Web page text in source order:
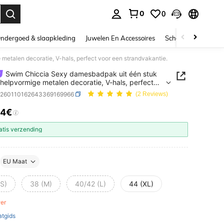
0 0
& slaapkleding Juwelen En Accessoires Schoonheid &
decoratie, V-hals, perfect voor een strandvakantie.
Swim Chiccia Sexy damesbadpak uit één stuk
metalen decoratie, V-hals, perfect
strandvakantie.
(2 Reviews)
AND AVAILABILITY
verzending
EU Maat
38 (M) 40/42 (L) 44 (XL)